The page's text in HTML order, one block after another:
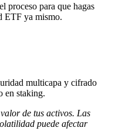
proceso para que hagas
ETF ya mismo.
multicapa y cifrado
en staking.
de tus activos. Las
puede afectar